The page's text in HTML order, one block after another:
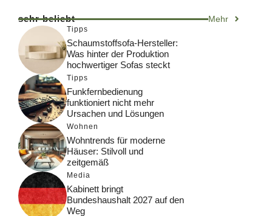
sehr beliebt Mehr
Tipps
Schaumstoffsofa-Hersteller:
Was hinter der Produktion
hochwertiger Sofas steckt
Tipps
Funkfernbedienung
funktioniert nicht mehr
Ursachen und Lösungen
Wohnen
Wohntrends für moderne
Häuser: Stilvoll und
zeitgemäß
Media
Kabinett bringt
Bundeshaushalt 2027 auf den
Weg